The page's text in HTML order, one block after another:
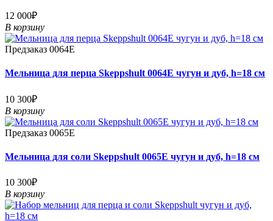
12 000₽
В корзину
Предзаказ 0064E
Мельница для перца Skeppshult 0064E чугун и дуб, h=18 см
10 300₽
В корзину
Предзаказ 0065E
Мельница для соли Skeppshult 0065E чугун и дуб, h=18 см
10 300₽
В корзину